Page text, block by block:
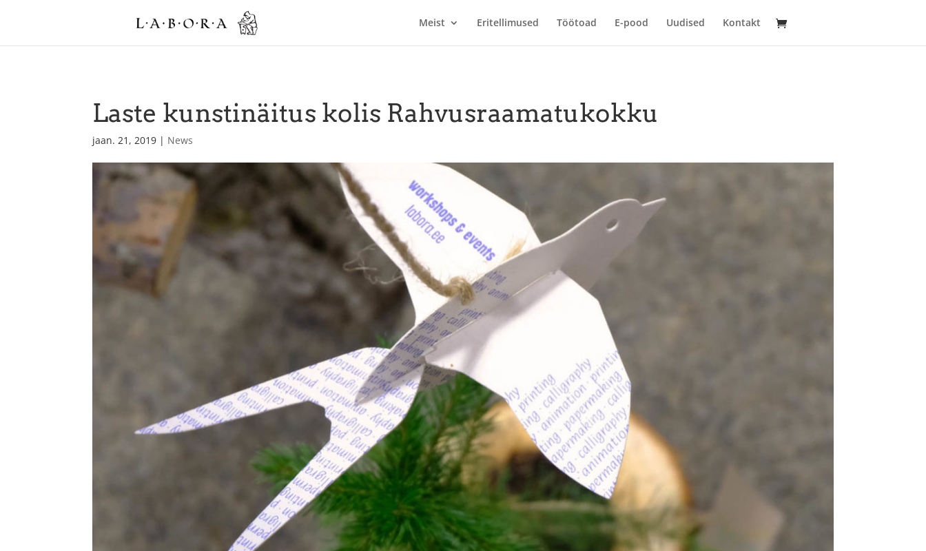
Meist Eritellimused Töötoad E-pood Uudised Kontakt
Laste kunstinäitus kolis Rahvusraamatukokku
jaan. 21, 2019 | News